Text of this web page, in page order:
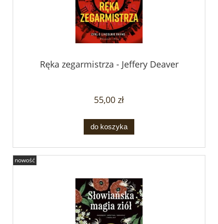
Ręka zegarmistrza - Jeffery Deaver
55,00 zł
do koszyka
nowość